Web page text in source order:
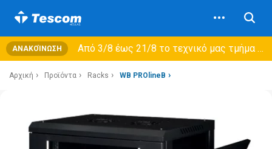
ΑΝΑΚΟΊΝΩΣΗ Από 3/8 έως 21/8 τo τεχνικό μας τμήμα θα εξυπηρετεί μόνο συμβόλαια συντήρησης και όχι νέες παραλαβές →
Αρχική Προϊόντα Racks WB PROlineB